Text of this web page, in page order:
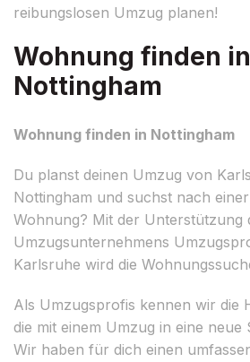
reibungslosen Umzug planen!
Wohnung finden in
Nottingham
Wohnung finden in Nottingham
Du planst deinen Umzug von
Nottingham und suchst nach
Wohnung? Mit der Unterstützung
Umzugsunternehmens
Karlsruhe wird die
Als Umzugsprofis kennen wir die
die mit einem Umzug in eine neue
Wir haben für dich einen